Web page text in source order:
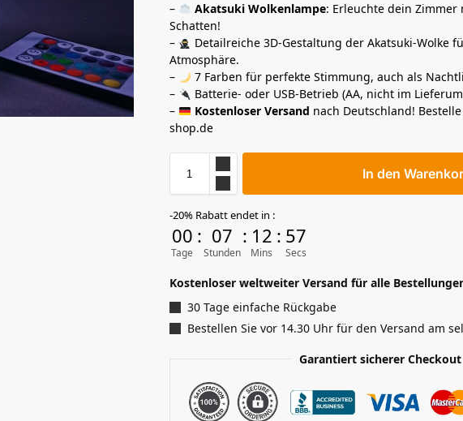
– Akatsuki Wolkenlampe: Erleuchte dein Zimmer
Schatten!
–
Detailreiche 3D-Gestaltung der Akatsuki-Wolke
Atmosphäre.
–
7 Farben für perfekte Stimmung, auch als
–
Batterie- oder USB-Betrieb (AA, nicht im
–
Kostenloser Versand nach Deutschland!
shop.de
In den
-20% Rabatt endet in :
00
Tage
: 07
Stunden
: 12
Mins
: 56
Secs
Kostenloser weltweiter Versand für alle
30 Tage einfache Rückgabe
Bestellen Sie vor 14.30 Uhr für den Versand am
Garantiert sicherer Checkout